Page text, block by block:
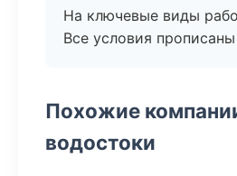
На ключевые виды
Все условия
Похожие
водостоки